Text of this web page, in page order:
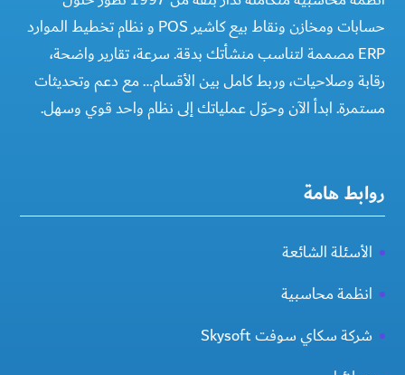
حسابات ومخازن ونقاط بيع كاشير POS و نظام تخطيط الموارد
ERP مصممة لتناسب منشأتك بدقة. سرعة، تقارير واضحة،
رقابة وصلاحيات، وربط كامل بين الأقسام… مع دعم وتحديثات
مستمرة. ابدأ الآن وحوّل عملياتك إلى نظام واحد قوي وسهل.
روابط هامة
الأسئلة الشائعة
انظمة محاسبية
شركة سكاي سوفت Skysoft